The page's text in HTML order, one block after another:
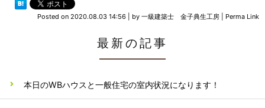
Posted on 2020.08.03 14:56 by 一級建築士 金子典生工房 Perma Link
最新の記事
本日のWBハウスと一般住宅の室内状況になります！